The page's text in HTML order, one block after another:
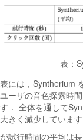
表：
表には，Syntherium
ユーザの音色探索時
す． 全体を通して
大きく減少していま
が試行時間の平均は